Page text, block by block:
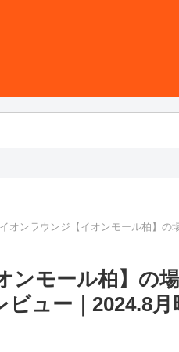
イオンラウンジ【イオンモール柏】の
ンモール柏】の
ュー｜2024.8月